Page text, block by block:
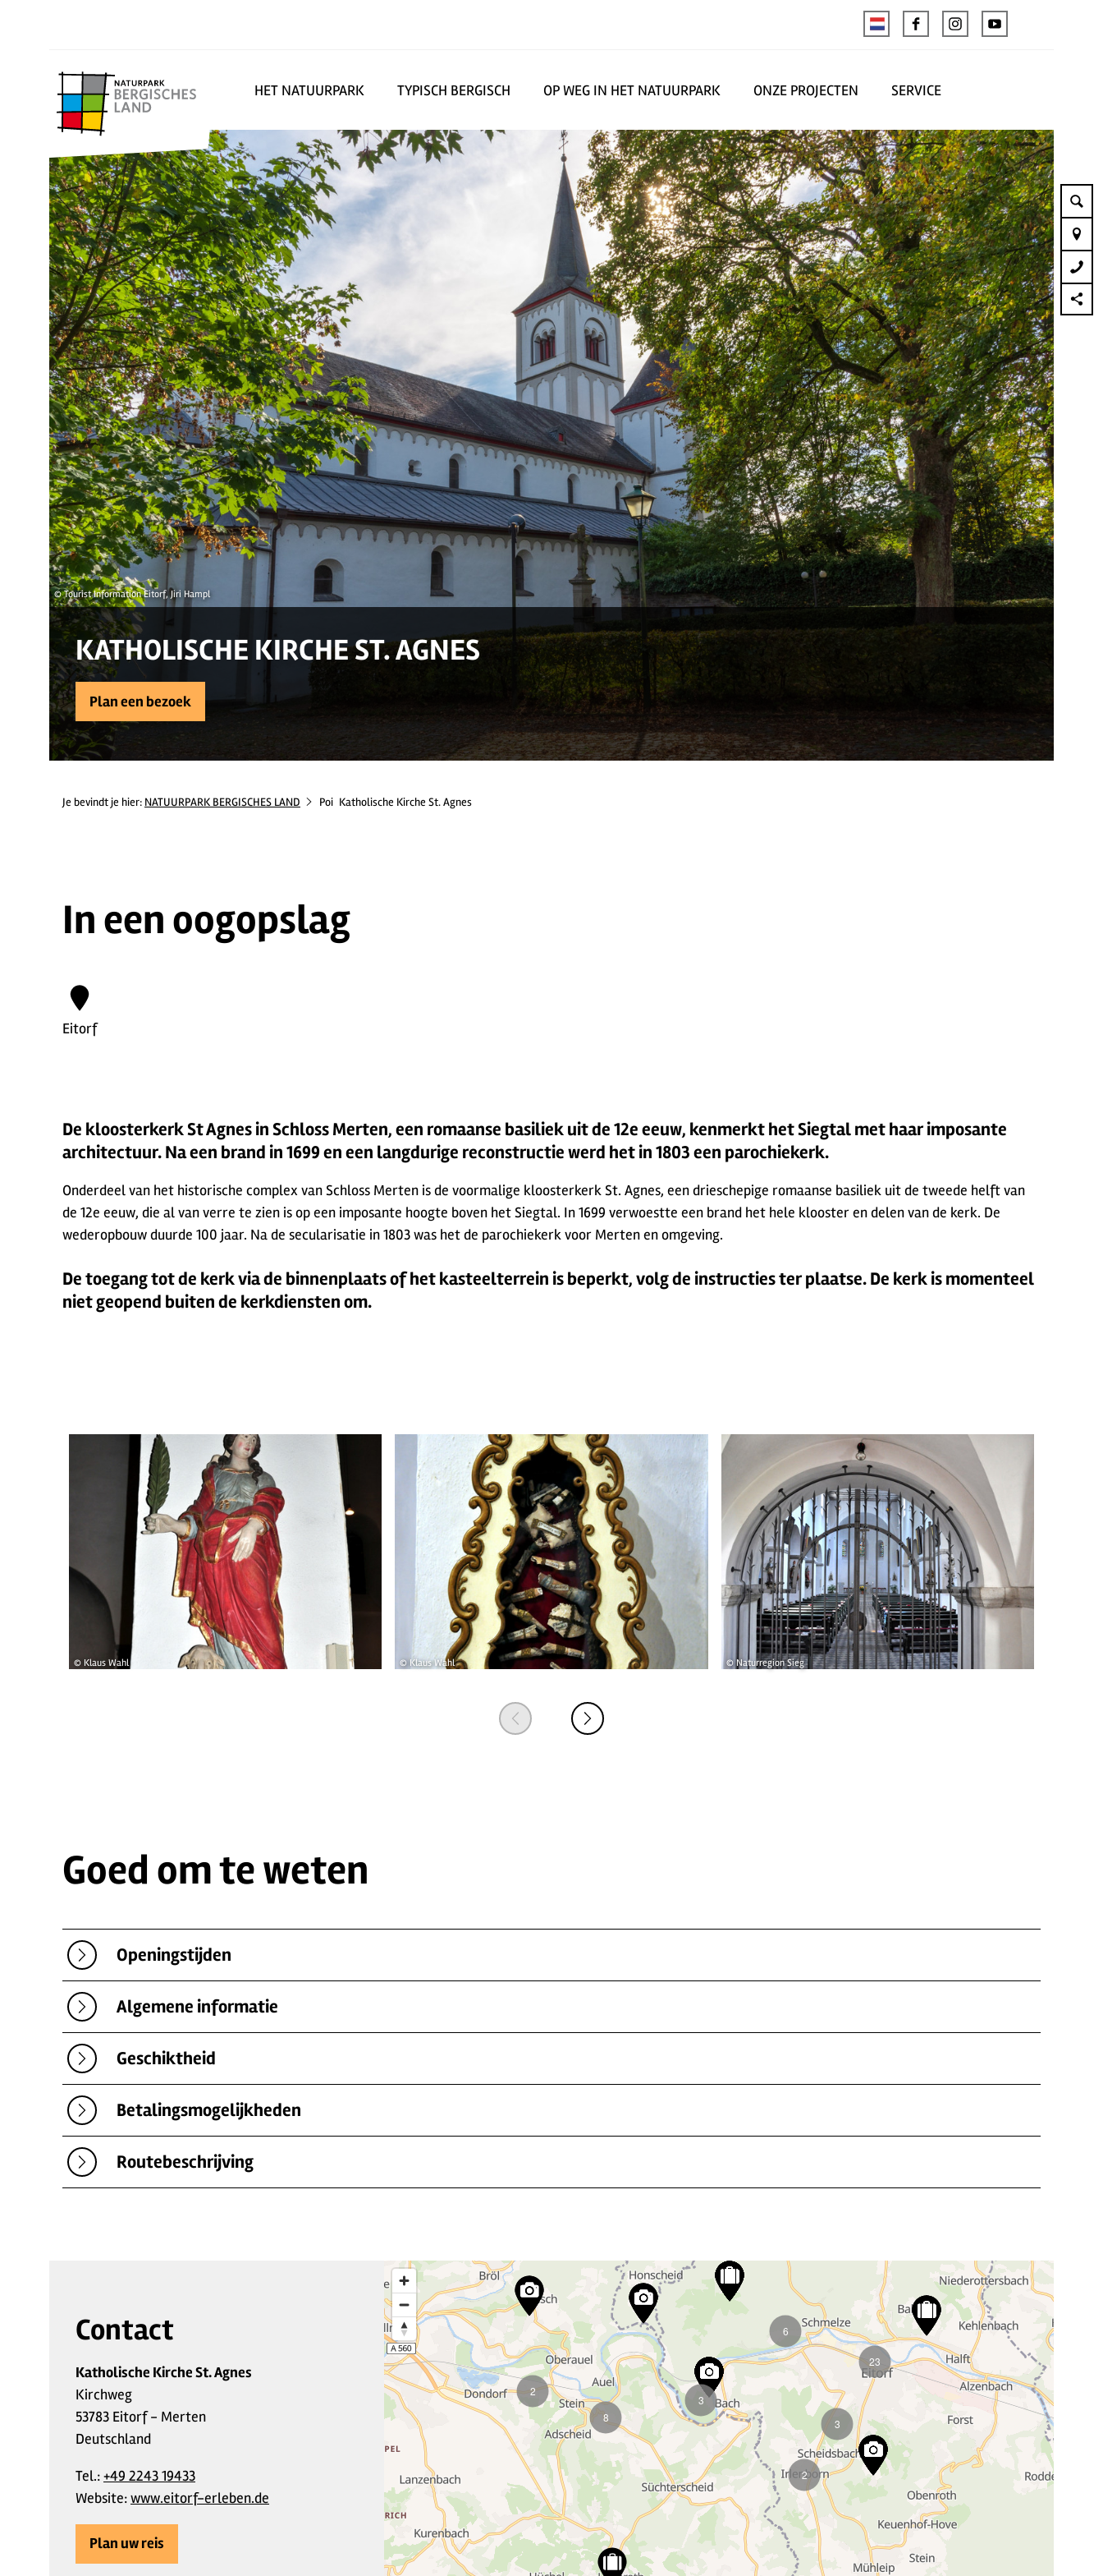
HET NATUURPARK TYPISCH BERGISCH OP WEG IN HET NATUURPARK ONZE PROJECTEN SERVICE
© Tourist Information Eitorf, Jiri Hampl
KATHOLISCHE KIRCHE ST. AGNES
Plan een bezoek
Je bevindt je hier: NATUURPARK BERGISCHES LAND Poi Katholische Kirche St. Agnes
In een oogopslag
Eitorf
De kloosterkerk St Agnes in Schloss Merten, een romaanse basiliek uit de 12e eeuw, kenmerkt het Siegtal met haar imposante
architectuur. Na een brand in 1699 en een langdurige reconstructie werd het in 1803 een parochiekerk.
Onderdeel van het historische complex van Schloss Merten is de voormalige kloosterkerk St. Agnes, een drieschepige romaanse basiliek uit de tweede helft van
de 12e eeuw, die al van verre te zien is op een imposante hoogte boven het Siegtal. In 1699 verwoestte een brand het hele klooster en delen van de kerk. De
wederopbouw duurde 100 jaar. Na de secularisatie in 1803 was het de parochiekerk voor Merten en omgeving.
De toegang tot de kerk via de binnenplaats of het kasteelterrein is beperkt, volg de instructies ter plaatse. De kerk is momenteel
niet geopend buiten de kerkdiensten om.
© Klaus Wahl © Klaus Wahl © Naturregion Sieg
Goed om te weten
Openingstijden
Algemene informatie
Geschiktheid
Betalingsmogelijkheden
Routebeschrijving
Contact
Katholische Kirche St. Agnes
Kirchweg
53783 Eitorf - Merten
Deutschland
Tel.:+49 2243 19433
Website:www.eitorf-erleben.de
Plan uw reis
6
3
2
23
3
8
2